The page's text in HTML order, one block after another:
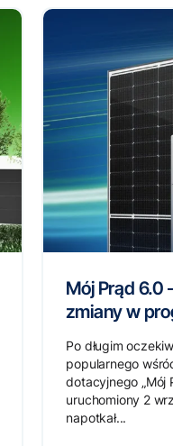
Mój Prąd 6.0
zmiany w
Po długim
popularnego
dotacyjnego „Mój
uruchomiony 2
napotkał...